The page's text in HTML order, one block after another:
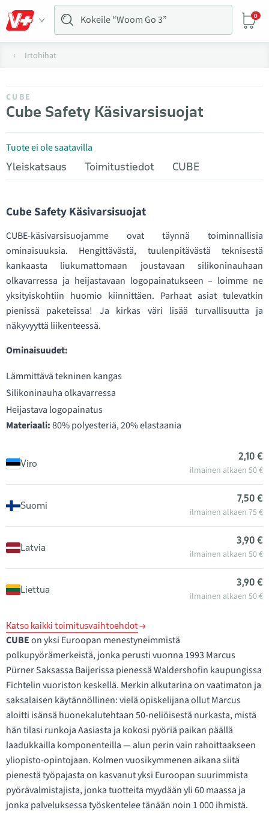
0
Irtohihat
CUBE
Cube Safety Käsivarsisuojat
Tuote ei ole saatavilla
Yleiskatsaus
Toimitustiedot CUBE
Cube Safety Käsivarsisuojat
CUBE-käsivarsisuojamme ovat täynnä toiminnallisia
ominaisuuksia. Hengittävästä, tuulenpitävästä teknisestä
kankaasta liukumattomaan joustavaan silikoninauhaan
olkavarressa ja heijastavaan logopainatukseen – loimme ne
yksityiskohtiin huomio kiinnittäen. Parhaat asiat tulevatkin
pienissä paketeissa! Ja kirkas väri lisää turvallisuutta ja
näkyvyyttä liikenteessä.
Ominaisuudet:
Lämmittävä tekninen kangas
Silikoninauha olkavarressa
Heijastava logopainatus
Materiaali:80% polyesteriä, 20% elastaania
Viro
2,10 €
ilmainen alkaen 50 €
Suomi
7,50 €
ilmainen alkaen 75 €
Latvia
3,90 €
ilmainen alkaen 50 €
Liettua
3,90 €
ilmainen alkaen 50 €
Katso kaikki toimitusvaihtoehdot
CUBEon yksi Euroopan menestyneimmistä
polkupyörämerkeistä, jonka perusti vuonna 1993 Marcus
Pürner Saksassa Baijerissa pienessä Waldershofin kaupungissa
Fichtelin vuoriston keskellä. Merkin alkutarina on vaatimaton ja
saksalaisen käytännöllinen: vielä opiskelijana ollut Marcus
aloitti isänsä huonekalutehtaan 50-neliöisestä nurkasta, mistä
hän tilasi runkoja Aasiasta ja kokosi pyöriä paikan päällä
laadukkailla komponenteilla — alun perin vain rahoittaakseen
yliopisto-opintojaan. Kolmen vuosikymmenen aikana siitä
pienestä työpajasta on kasvanut yksi Euroopan suurimmista
pyörävalmistajista, jonka tuotteita myydään yli 60 maassa ja
jonka palveluksessa työskentelee tänään noin 1 000 ihmistä.